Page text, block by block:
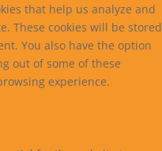
that help us analyze and
These cookies will be stored
You also have the option
out of some of these
experience.